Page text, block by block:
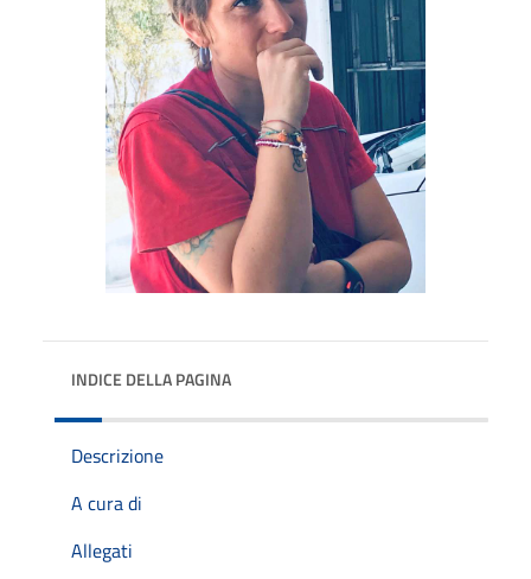
INDICE DELLA PAGINA
Descrizione
A cura di
Allegati